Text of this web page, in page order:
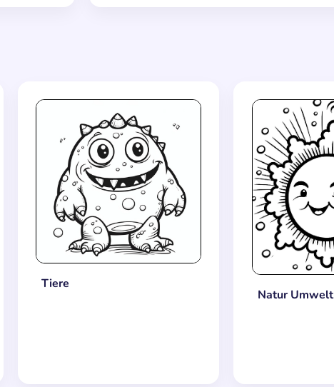
Tiere
Natur Umwelt